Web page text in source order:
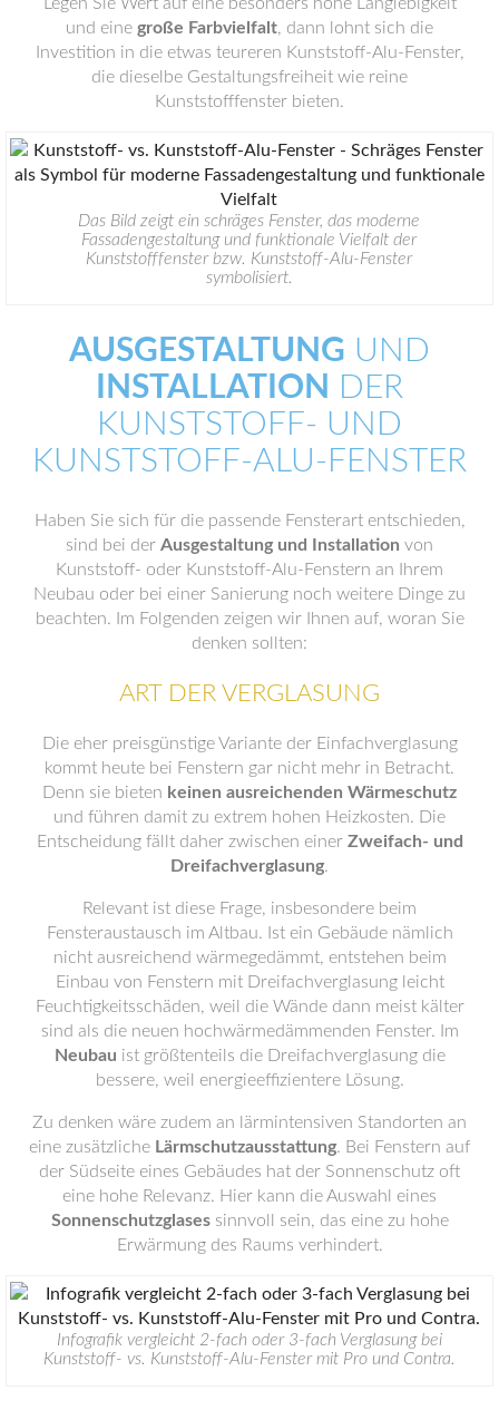
und eine große Farbvielfalt, dann lohnt sich die
Investition in die etwas teureren Kunststoff-Alu-Fenster,
die dieselbe Gestaltungsfreiheit wie reine
Kunststofffenster bieten.
Das Bild zeigt ein schräges Fenster, das moderne
Fassadengestaltung und funktionale Vielfalt der
Kunststofffenster bzw. Kunststoff-Alu-Fenster
symbolisiert.
AUSGESTALTUNG UND
INSTALLATION
DER
KUNSTSTOFF- UND
KUNSTSTOFF-ALU-FENSTER
Haben Sie sich für die passende Fensterart entschieden,
sind bei der Ausgestaltung und Installation von
Kunststoff- oder Kunststoff-Alu-Fenstern an Ihrem
Neubau oder bei einer Sanierung noch weitere Dinge zu
beachten. Im Folgenden zeigen wir Ihnen auf, woran Sie
denken sollten:
ART DER VERGLASUNG
Die eher preisgünstige Variante der Einfachverglasung
kommt heute bei Fenstern gar nicht mehr in Betracht.
Denn sie bieten keinen ausreichenden Wärmeschutz
und führen damit zu extrem hohen Heizkosten. Die
Entscheidung fällt daher zwischen einer Zweifach- und
Dreifachverglasung.
Relevant ist diese Frage, insbesondere beim
Fensteraustausch im Altbau. Ist ein Gebäude nämlich
nicht ausreichend wärmegedämmt, entstehen beim
Einbau von Fenstern mit Dreifachverglasung leicht
Feuchtigkeitsschäden, weil die Wände dann meist kälter
sind als die neuen hochwärmedämmenden Fenster. Im
Neubau ist größtenteils die Dreifachverglasung die
bessere, weil energieeffizientere Lösung.
Zu denken wäre zudem an lärmintensiven Standorten an
eine zusätzliche Lärmschutzausstattung. Bei Fenstern auf
der Südseite eines Gebäudes hat der Sonnenschutz oft
eine hohe Relevanz. Hier kann die Auswahl eines
Sonnenschutzglasessinnvoll sein, das eine zu hohe
Erwärmung des Raums verhindert.
Infografik vergleicht 2-fach oder 3-fach Verglasung bei
Kunststoff- vs. Kunststoff-Alu-Fenster mit Pro und Contra.